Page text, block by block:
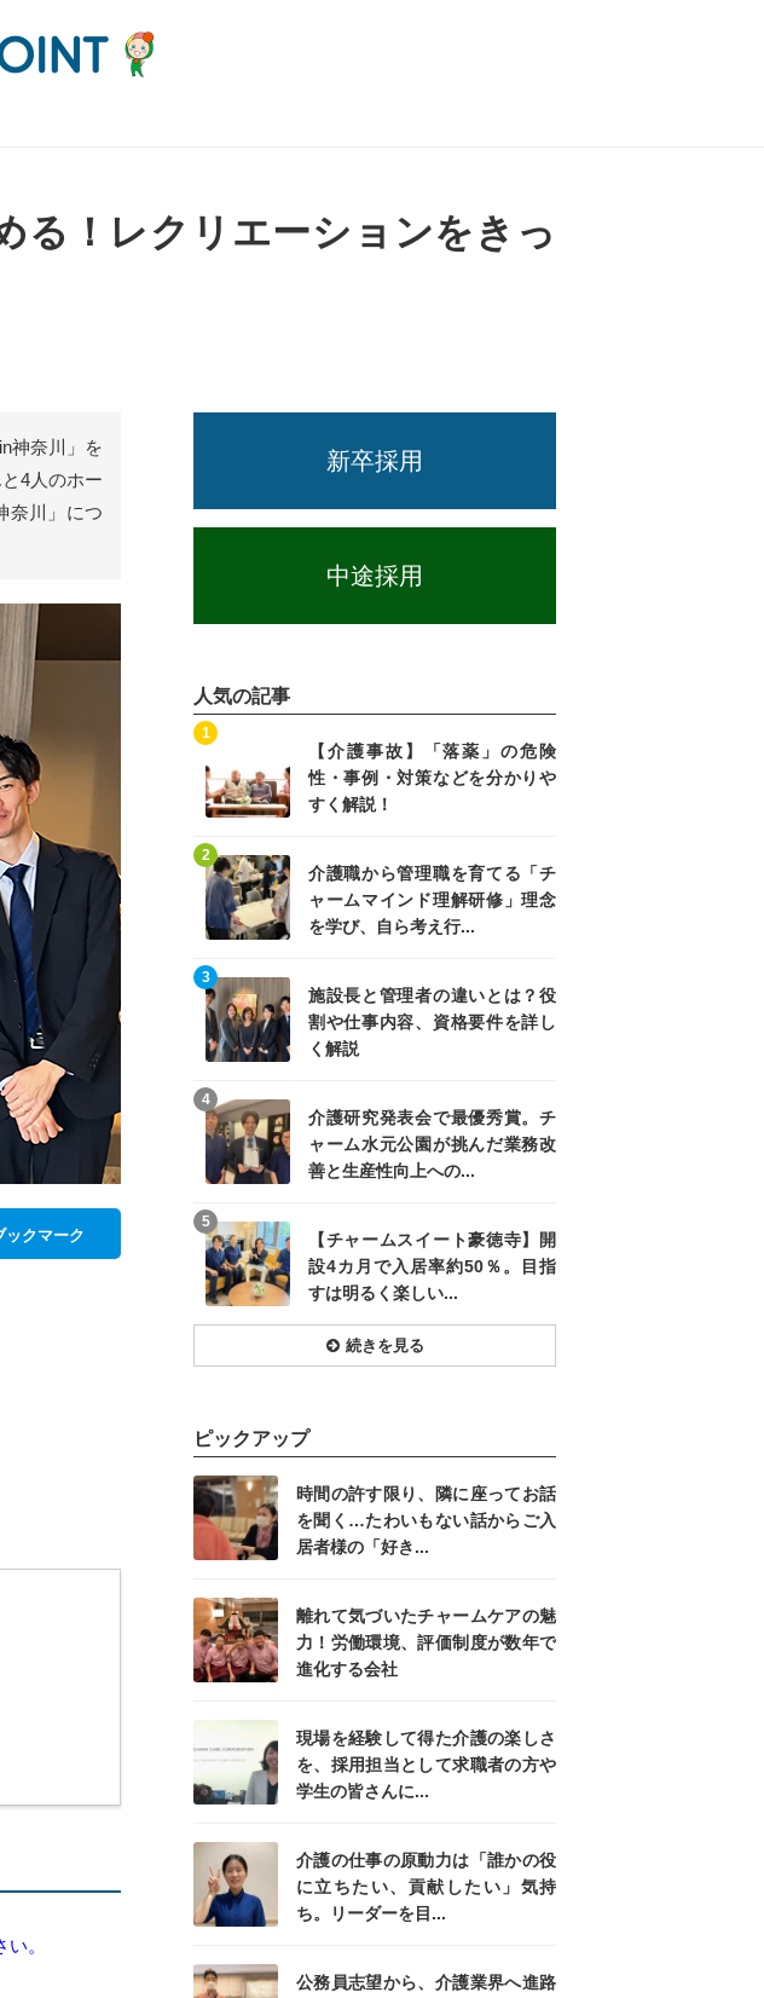
る！レクリエーションをきっ
神奈川」を
4人のホー
奈川」につ
ックマーク
。
新卒採用
中途採用
人気の記事
【介護事故】「落薬」の危険
性・事例・対策などを分かりや
すく解説！
1
介護職から管理職を育てる「チ
ャームマインド理解研修」理念
を学び、自ら考え行...
2
記事を読む
施設長と管理者の違いとは？役
割や仕事内容、資格要件を詳し
く解説
3
介護研究発表会で最優秀賞。チ
ャーム水元公園が挑んだ業務改
善と生産性向上への...
4
【チャームスイート豪徳寺】開
設4カ月で入居率約50％。目指
すは明るく楽しい...
5
記事を読む
続きを見る
ピックアップ
時間の許す限り、隣に座ってお話
を聞く…たわいもない話からご入
居者様の「好き...
離れて気づいたチャームケアの魅
力！労働環境、評価制度が数年で
進化する会社
現場を経験して得た介護の楽しさ
を、採用担当として求職者の方や
学生の皆さんに...
介護の仕事の原動力は「誰かの役
に立ちたい、貢献したい」気持
ち。リーダーを目...
公務員志望から、介護業界へ進路